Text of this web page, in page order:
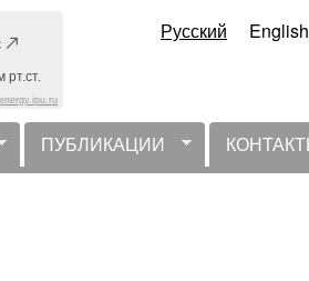
рт.ст.
energy.ipu.ru
Русский English
ПУБЛИКАЦИИ